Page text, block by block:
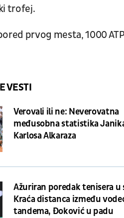
trofej.
prvog mesta, 1000
VESTI
Verovali ili ne: Neverovatna
međusobna statistika
Karlosa Alkaraza
Ažuriran poredak tenisera u
Kraća distanca između
tandema, Đoković u padu